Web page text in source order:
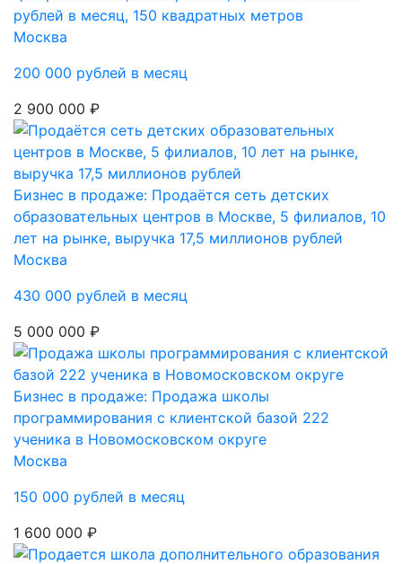
рублей в месяц, 150 квадратных метров
Москва
200 000 рублей в месяц
2 900 000 ₽
Бизнес в продаже: Продаётся сеть детских
образовательных центров в Москве, 5 филиалов, 10
лет на рынке, выручка 17,5 миллионов рублей
Москва
430 000 рублей в месяц
5 000 000 ₽
Бизнес в продаже: Продажа школы
программирования с клиентской базой 222
ученика в Новомосковском округе
Москва
150 000 рублей в месяц
1 600 000 ₽